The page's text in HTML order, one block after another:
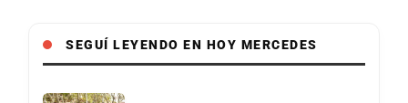
SEGUÍ LEYENDO EN HOY MERCEDES